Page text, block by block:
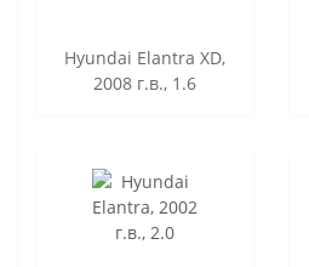
Hyundai Elantra XD,
2008 г.в., 1.6